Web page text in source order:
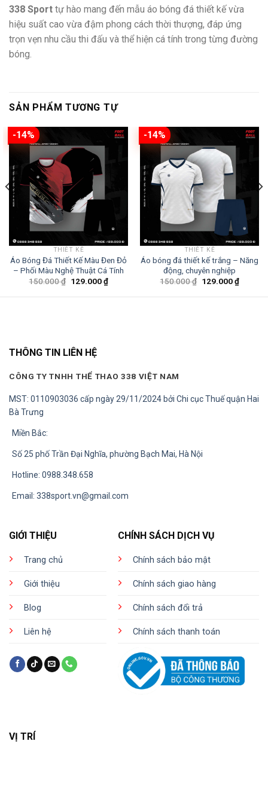
338 Sport tự hào mang đến mẫu áo bóng đá thiết kế vừa
hiệu suất cao vừa đậm phong cách thời thượng, đáp ứng
trọn vẹn nhu cầu thi đấu và thể hiện cá tính trong từng đường
bóng.
SẢN PHẨM TƯƠNG TỰ
-14%
THIẾT KẾ
Áo Bóng Đá Thiết Kế Màu Đen Đỏ
– Phối Màu Nghệ Thuật Cá Tính
150.000₫ Giá
là:
129.000₫Giá
hiện
tại
-14%
THIẾT KẾ
Áo bóng đá thiết kế trắng – Năng
động, chuyên nghiệp
150.000₫ Giá
là:
129.000₫Giá
hiện
tại
THÔNG TIN LIÊN HỆ
CÔNG TY TNHH THỂ THAO 338 VIỆT NAM
MST: 0110903036 cấp ngày 29/11/2024 bởi Chi cục Thuế quận Hai
Bà Trưng
Miền Bắc:
Số 25 phố Trần Đại Nghĩa, phường Bạch Mai, Hà Nội
Hotline: 0988.348.658
Email: 338sport.vn@gmail.com
GIỚI THIỆU
Trang chủ
Giới thiệu
Blog
Liên hệ
CHÍNH SÁCH DỊCH VỤ
Chính sách bảo mật
Chính sách giao hàng
Chính sách đổi trả
Chính sách thanh toán
VỊ TRÍ